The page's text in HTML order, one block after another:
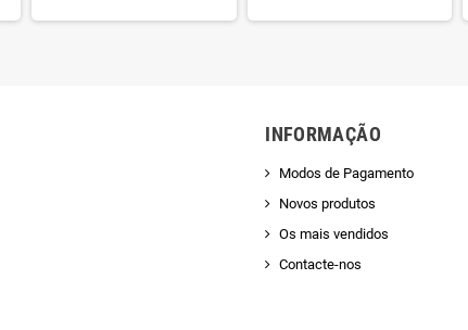
INFORMAÇÃO
Modos de Pagamento
Novos produtos
Os mais vendidos
Contacte-nos